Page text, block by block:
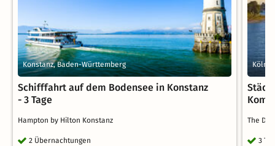
Konstanz, Baden-Württemberg
Schifffahrt auf dem Bodensee in Konstanz
- 3 Tage
Hampton by Hilton Konstanz
2 Übernachtungen
Köln,
The
3